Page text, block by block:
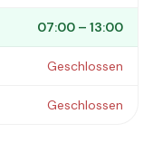
07:00 – 13:00
Geschlossen
Geschlossen